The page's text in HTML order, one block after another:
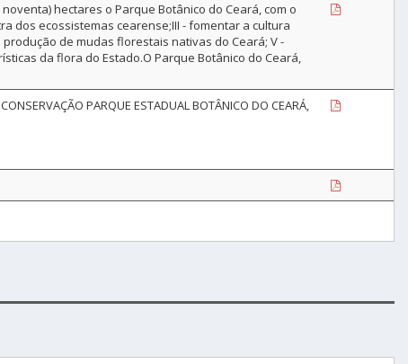
hectares o Parque Botânico do Ceará, com o
dos ecossistemas cearense;III - fomentar a cultura
de mudas florestais nativas do Ceará; V -
da flora do Estado.O Parque Botânico do Ceará,
PARQUE ESTADUAL BOTÂNICO DO CEARÁ,